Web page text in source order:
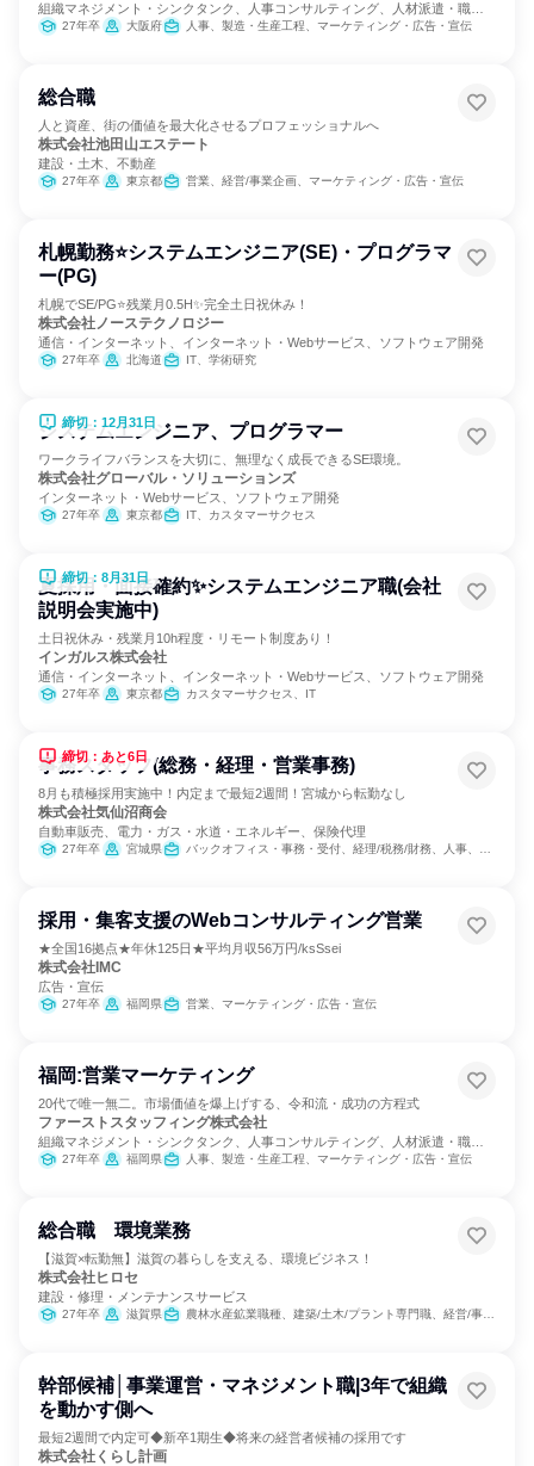
組織マネジメント・シンクタンク、人事コンサルティング、人材派遣・職業
紹介27年卒 大阪府 人事、製造・生産工程、マーケティング・広告・宣伝
総合職
人と資産、街の価値を最大化させるプロフェッショナルへ
株式会社池田山エステート
建設・土木、不動産
27年卒 東京都 営業、経営/事業企画、マーケティング・広告・宣伝
札幌勤務⭐システムエンジニア(SE)・プログラマ
ー(PG)
札幌でSE/PG⭐残業月0.5H✨完全土日祝休み！
株式会社ノーステクノロジー
通信・インターネット、インターネット・Webサービス、ソフトウェア開発
27年卒 北海道 IT、学術研究
締切：12月31日
システムエンジニア、プログラマー
ワークライフバランスを大切に、無理なく成長できるSE環境。
株式会社グローバル・ソリューションズ
インターネット・Webサービス、ソフトウェア開発
27年卒 東京都 IT、カスタマーサクセス
締切：8月31日
夏採用・面接確約✨システムエンジニア職(会社
説明会実施中)
土日祝休み・残業月10h程度・リモート制度あり！
インガルス株式会社
通信・インターネット、インターネット・Webサービス、ソフトウェア開発
27年卒 東京都 カスタマーサクセス、IT
締切：あと6日
事務スタッフ(総務・経理・営業事務)
8月も積極採用実施中！内定まで最短2週間！宮城から転勤なし
株式会社気仙沼商会
自動車販売、電力・ガス・水道・エネルギー、保険代理
27年卒 宮城県 バックオフィス・事務・受付、経理/税務/財務、人事、総務
採用・集客支援のWebコンサルティング営業
★全国16拠点★年休125日★平均月収56万円/ksSsei
株式会社IMC
広告・宣伝
27年卒 福岡県 営業、マーケティング・広告・宣伝
福岡:営業マーケティング
20代で唯一無二。市場価値を爆上げする、令和流・成功の方程式
ファーストスタッフィング株式会社
組織マネジメント・シンクタンク、人事コンサルティング、人材派遣・職業
紹介27年卒 福岡県 人事、製造・生産工程、マーケティング・広告・宣伝
総合職 環境業務
【滋賀×転勤無】滋賀の暮らしを支える、環境ビジネス！
株式会社ヒロセ
建設・修理・メンテナンスサービス
27年卒 滋賀県 農林水産鉱業職種、建築/土木/プラント専門職、経営/事業企画
幹部候補│事業運営・マネジメント職|3年で組織
を動かす側へ
最短2週間で内定可◆新卒1期生◆将来の経営者候補の採用です
株式会社くらし計画